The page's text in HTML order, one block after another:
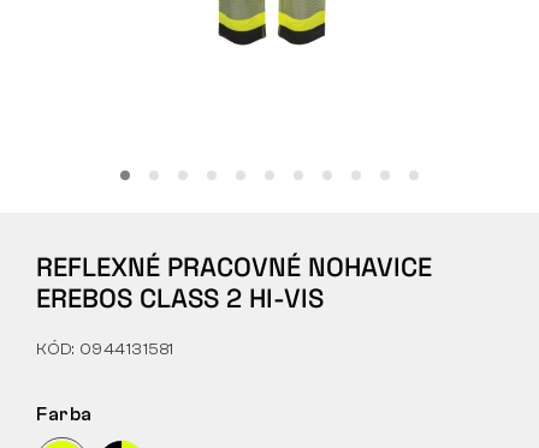
O NÁS
PREDAJŇA S BISTROM
REFLEXNÉ PRACOVNÉ NOHAVICE
EREBOS CLASS 2 HI-VIS
KÓD: 0944131581
Farba